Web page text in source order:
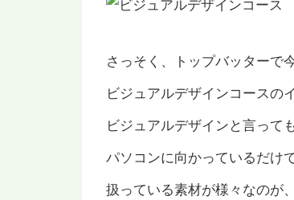
さっそく、トップバッターで
ビジュアルデザインコースの
ビジュアルデザインと言っても
パソコンに向かっているだけ
扱っている素材が様々なのが